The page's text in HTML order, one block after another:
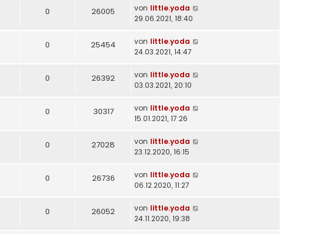
0 26005 von little.yoda
29.06.2021, 18:40
0 25454 von little.yoda
24.03.2021, 14:47
0 26392 von little.yoda
03.03.2021, 20:10
0 30317 von little.yoda
15.01.2021, 17:26
0 27028 von little.yoda
23.12.2020, 16:15
0 26736 von little.yoda
06.12.2020, 11:27
0 26052 von little.yoda
24.11.2020, 19:38